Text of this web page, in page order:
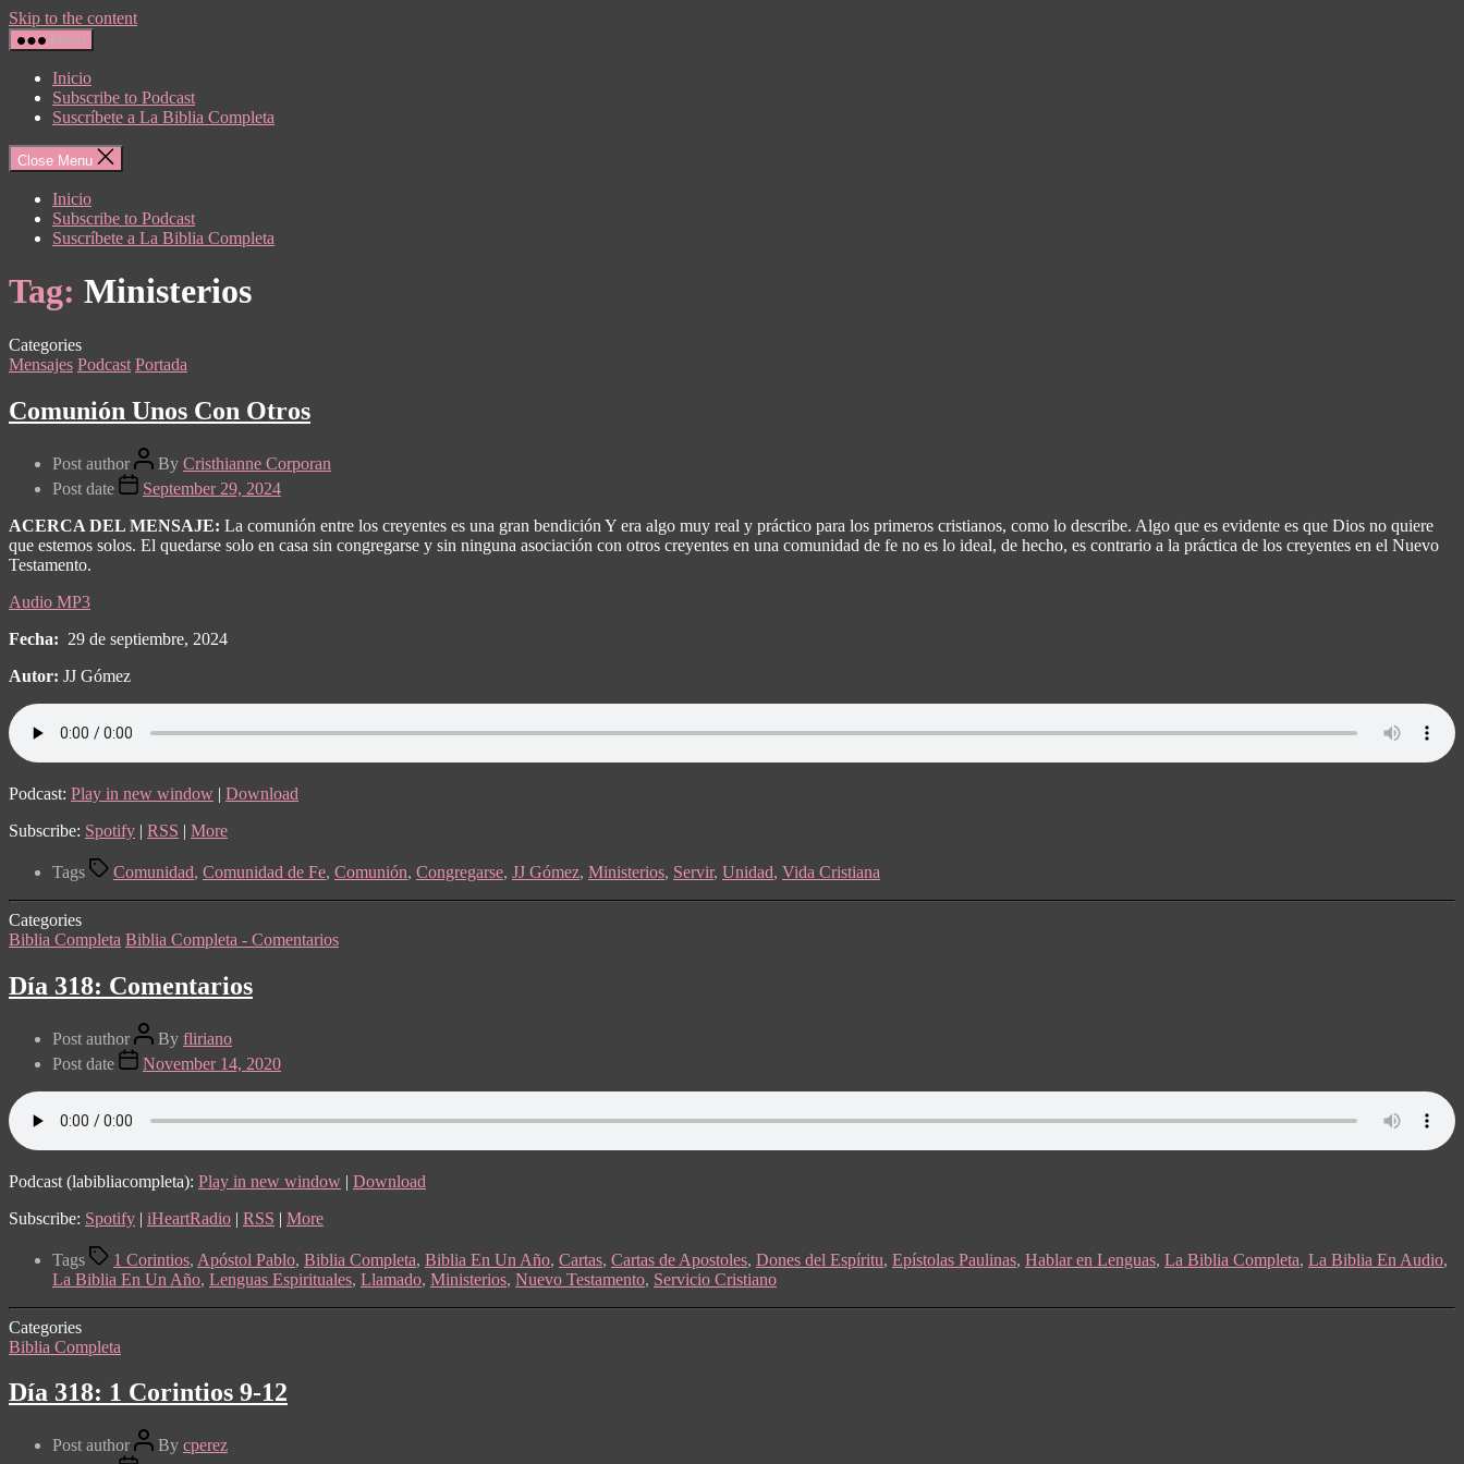
Skip to the content
Menu
Inicio
Subscribe to Podcast
Suscríbete a La Biblia Completa
Close Menu
Inicio
Subscribe to Podcast
Suscríbete a La Biblia Completa
Tag: Ministerios
Categories
Mensajes Podcast Portada
Comunión Unos Con Otros
Post author By Cristhianne Corporan
Post date
September 29, 2024
ACERCA DEL MENSAJE: La comunión entre los creyentes es una gran bendición Y era algo muy real y práctico para los primeros cristianos, como lo describe. Algo que es evidente es que Dios no quiere
que estemos solos. El quedarse solo en casa sin congregarse y sin ninguna asociación con otros creyentes en una comunidad de fe no es lo ideal, de hecho, es contrario a la práctica de los creyentes en el Nuevo
Testamento.
Audio MP3
Fecha: 29 de septiembre, 2024
Autor: JJ Gómez
Podcast: Play in new window | Download
Subscribe: Spotify | RSS | More
Tags Comunidad, Comunidad de Fe, Comunión, Congregarse, JJ Gómez, Ministerios, Servir, Unidad, Vida Cristiana
Categories
Biblia Completa Biblia Completa - Comentarios
Día 318: Comentarios
Post author By fliriano
Post date
November 14, 2020
Podcast (labibliacompleta): Play in new window | Download
Subscribe: Spotify | iHeartRadio | RSS | More
Tags 1 Corintios, Apóstol Pablo, Biblia Completa, Biblia En Un Año, Cartas, Cartas de Apostoles, Dones del Espíritu, Epístolas Paulinas, Hablar en Lenguas, La Biblia Completa, La Biblia En Audio,
La Biblia En Un Año, Lenguas Espirituales, Llamado, Ministerios, Nuevo Testamento, Servicio Cristiano
Categories
Biblia Completa
Día 318: 1 Corintios 9-12
Post author By cperez